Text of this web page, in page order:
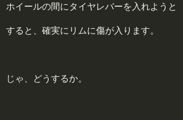
ホイールの間にタイヤレバーを入れようと
すると、確実にリムに傷が入ります。
じゃ、どうするか。